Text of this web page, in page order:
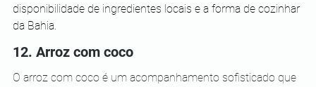
disponibilidade de ingredientes locais e a forma de cozinhar
da Bahia.
12. Arroz com coco
O arroz com coco é um acompanhamento sofisticado que